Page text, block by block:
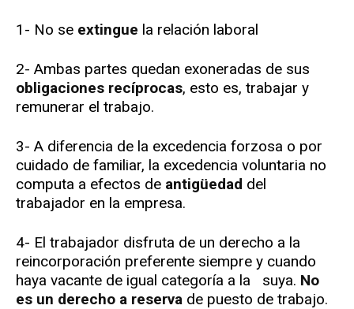
1- No se extingue la relación laboral
2- Ambas partes quedan exoneradas de sus
obligaciones recíprocas, esto es, trabajar y
remunerar el trabajo.
3- A diferencia de la excedencia forzosa o por
cuidado de familiar, la excedencia voluntaria no
computa a efectos de antigüedad del
trabajador en la empresa.
4- El trabajador disfruta de un derecho a la
reincorporación preferente siempre y cuando
haya vacante de igual categoría a la suya. No
es un derecho a reserva de puesto de trabajo.